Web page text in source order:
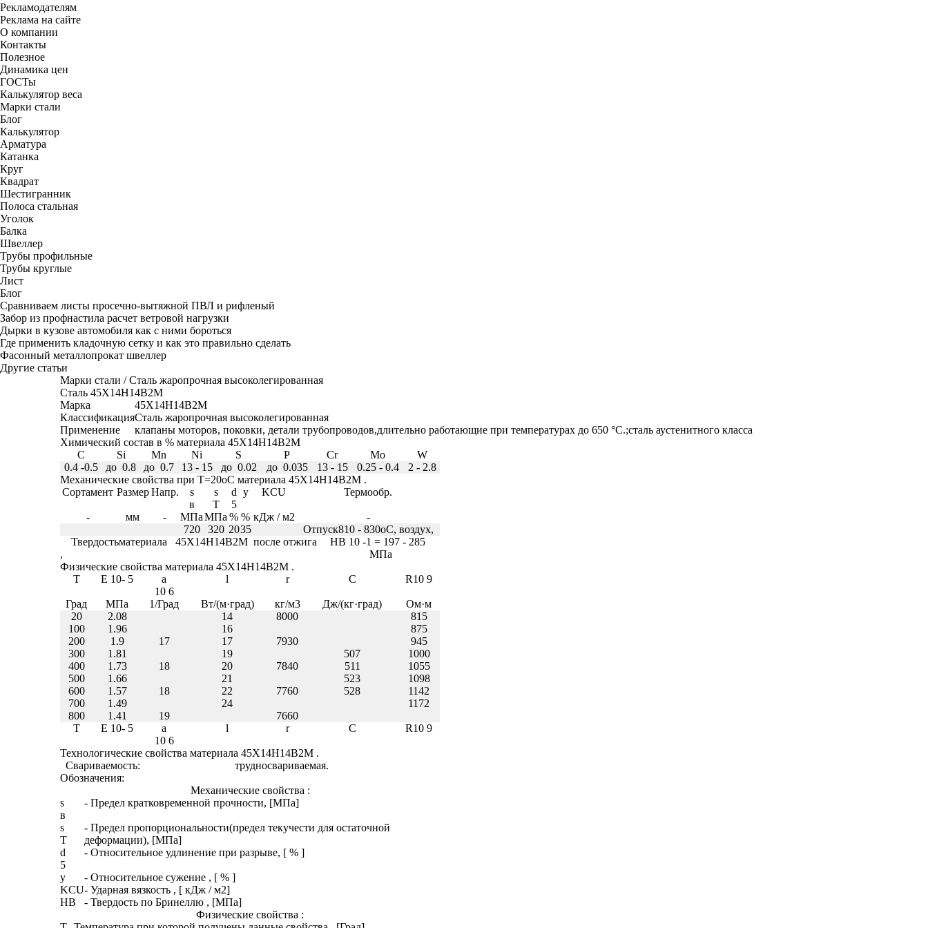
Рекламодателям
Реклама на сайте
О компании
Контакты
Полезное
Динамика цен
ГОСТы
Калькулятор веса
Марки стали
Блог
Калькулятор
Арматура
Катанка
Круг
Квадрат
Шестигранник
Полоса стальная
Уголок
Балка
Швеллер
Трубы профильные
Трубы круглые
Лист
Блог
Сравниваем листы просечно-вытяжной ПВЛ и рифленый
Забор из профнастила расчет ветровой нагрузки
Дырки в кузове автомобиля как с ними бороться
Где применить кладочную сетку и как это правильно сделать
Фасонный металлопрокат швеллер
Другие статьи
Марки стали /Сталь жаропрочная высоколегированная
Сталь 45Х14Н14В2М
Марка
45Х14Н14В2М
КлассификацияСталь жаропрочная высоколегированная
Применение
клапаны моторов, поковки, детали трубопроводов,длительно работающие при температурах до 650 °С.;сталь аустенитного класса
Химический состав в % материала 45Х14Н14В2М
C
Si Mn Ni S P Cr Mo
W
0.4 -0.5
до 0.8 до 0.7 13 - 15 до 0.02 до 0.035 13 - 15 0.25 - 0.4
2 - 2.8
Механические свойства при Т=20oС материала 45Х14Н14В2М .
Сортамент Размер Напр.
s
в
s
T
d
5
y KCU Термообр.
- мм - МПаМПа % % кДж / м2
-
720
320 2035 Отпуск810 - 830oC, воздух,
Твердостьматериала 45Х14Н14В2М после отжига
,
HB 10 -1 = 197 - 285
МПа
Физические свойства материала 45Х14Н14В2М .
T
E 10- 5
a
106
l r C R10 9
Град МПа 1/Град Вт/(м·град) кг/м3 Дж/(кг·град)
Ом·м
20
2.08 14 8000
815
100
1.96 16
875
200
1.9 17 17 7930
945
300
1.81 19 507
1000
400
1.73 18 20 7840 511
1055
500
1.66 21 523
1098
600
1.57 18 22 7760 528
1142
700
1.49 24
1172
800
1.41 19
7660
T
E 10- 5
a
106
l r C R10 9
Технологические свойства материала 45Х14Н14В2М .
Свариваемость:
трудносвариваемая.
Обозначения:
Механические свойства :
s
в
- Предел кратковременной прочности, [МПа]
s
T
- Предел пропорциональности(предел текучести для остаточной
деформации), [МПа]
d
5
- Относительное удлинение при разрыве, [ % ]
y
- Относительное сужение , [ % ]
KCU- Ударная вязкость , [ кДж / м2]
HB
- Твердость по Бринеллю , [МПа]
Физические свойства :